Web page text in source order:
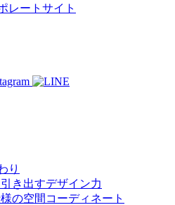
レートサイト
り
き出すデザイン力
の空間コーディネート